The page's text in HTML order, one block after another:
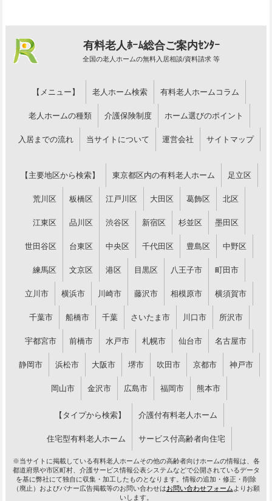
有料老人ﾎｰﾑ総合ご案内ｾﾝﾀｰ
全国の老人ホームの無料入居相談/資料請求 等
【メニュー】 老人ホーム検索 有料老人ホームコラム
老人ホームの種類 介護保険制度 ホーム選びのポイント
入居までの流れ 当サイトについて 運営会社 サイトマップ
【主要地区から検索】 東京都区内の有料老人ホーム 足立区
荒川区 板橋区 江戸川区 大田区 葛飾区 北区
江東区 品川区 渋谷区 新宿区 杉並区 墨田区
世田谷区 台東区 中央区 千代田区 豊島区 中野区
練馬区 文京区 港区 目黒区 八王子市 町田市
立川市 横浜市 川崎市 藤沢市 相模原市 横須賀市
千葉市 船橋市 千葉 さいたま市 川口市 所沢市
宇都宮市 前橋市 水戸市 札幌市 仙台市 名古屋市
静岡市 浜松市 大阪市 堺市 吹田市 京都市 神戸市
岡山市 金沢市 広島市 福岡市 熊本市
【タイプから検索】 介護付有料老人ホーム
住宅型有料老人ホーム サービス付高齢者向住宅
※当サイトに掲載している有料老人ホームその他の高齢者向けホームの情報は、各
都道府県や市区町村、介護サービス情報公表システムなどで公開されているデータ
を基に弊社にて独自に収集・加工したものとなります。情報の追加・修正・削除
（廃止）およびバナー広告掲載等のお問い合わせはお問い合わせフォーム よりお願
いします。